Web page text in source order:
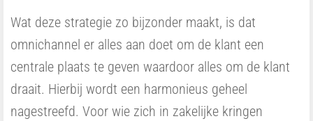
Wat deze strategie zo bijzonder maakt, is dat
omnichannel er alles aan doet om de klant een
centrale plaats te geven waardoor alles om de klant
draait. Hierbij wordt een harmonieus geheel
nagestreefd. Voor wie zich in zakelijke kringen